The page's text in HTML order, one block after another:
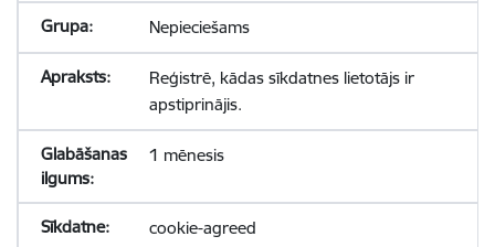
Nepieciešams
Reģistrē, kādas sīkdatnes lietotājs ir
apstiprinājis.
1 mēnesis
cookie-agreed